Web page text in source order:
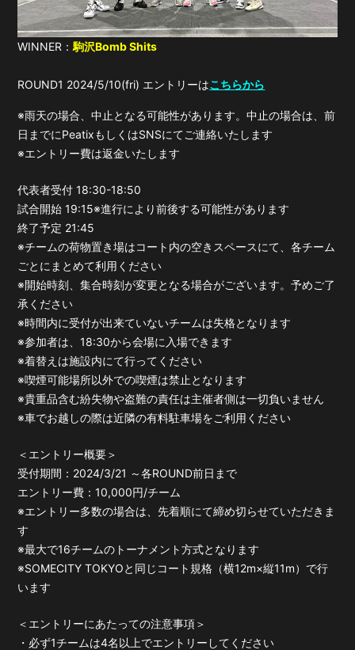
WINNER：駒沢Bomb Shits
ROUND1 2024/5/10(fri) エントリーはこちらから
※雨天の場合、中止となる可能性があります。中止の場合は、前
日までにPeatixもしくはSNSにてご連絡いたします
※エントリー費は返金いたします
代表者受付 18:30-18:50
試合開始 19:15※進行により前後する可能性があります
終了予定 21:45
※チームの荷物置き場はコート内の空きスペースにて、各チーム
ごとにまとめて利用ください
※開始時刻、集合時刻が変更となる場合がございます。予めご了
承ください
※時間内に受付が出来ていないチームは失格となります
※参加者は、18:30から会場に入場できます
※着替えは施設内にて行ってください
※喫煙可能場所以外での喫煙は禁止となります
※貴重品含む紛失物や盗難の責任は主催者側は一切負いません
※車でお越しの際は近隣の有料駐車場をご利用ください
＜エントリー概要＞
受付期間：2024/3/21 ～各ROUND前日まで
エントリー費：10,000円/チーム
※エントリー多数の場合は、先着順にて締め切らせていただきま
す
※最大で16チームのトーナメント方式となります
※SOMECITY TOKYOと同じコート規格（横12m×縦11m）で行
います
＜エントリーにあたっての注意事項＞
・必ず1チームは4名以上でエントリーしてください